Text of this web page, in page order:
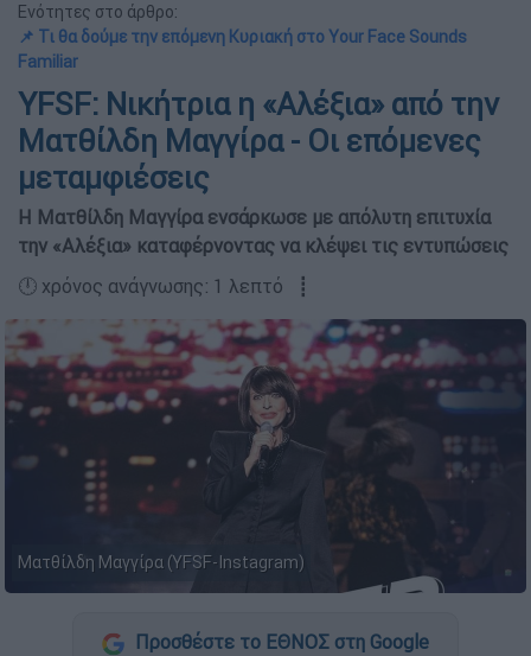
Ενότητες στο άρθρο:
📌 Τι θα δούμε την επόμενη Κυριακή στο Your Face Sounds
Familiar
YFSF: Νικήτρια η «Αλέξια» από την
Ματθίλδη Μαγγίρα - Οι επόμενες
μεταμφιέσεις
Η Ματθίλδη Μαγγίρα ενσάρκωσε με απόλυτη επιτυχία
την «Αλέξια» καταφέρνοντας να κλέψει τις εντυπώσεις
🕛 χρόνος ανάγνωσης: 1 λεπτό ┋
Ματθίλδη Μαγγίρα (YFSF-Instagram)
Προσθέστε το ΕΘΝΟΣ στη Google